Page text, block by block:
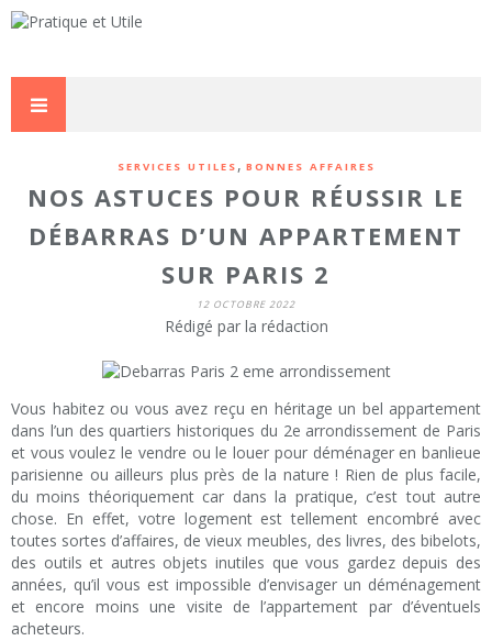
SERVICES UTILES , BONNES AFFAIRES
NOS ASTUCES POUR RÉUSSIR LE
DÉBARRAS D’UN APPARTEMENT
SUR PARIS 2
12 OCTOBRE 2022
Rédigé par la rédaction
Vous habitez ou vous avez reçu en héritage un bel appartement
dans l’un des quartiers historiques du 2e arrondissement de Paris
et vous voulez le vendre ou le louer pour déménager en banlieue
parisienne ou ailleurs plus près de la nature ! Rien de plus facile,
du moins théoriquement car dans la pratique, c’est tout autre
chose. En effet, votre logement est tellement encombré avec
toutes sortes d’affaires, de vieux meubles, des livres, des bibelots,
des outils et autres objets inutiles que vous gardez depuis des
années, qu’il vous est impossible d’envisager un déménagement
et encore moins une visite de l’appartement par d’éventuels
acheteurs.